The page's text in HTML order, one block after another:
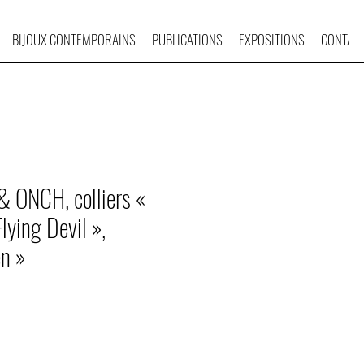
BIJOUX CONTEMPORAINS PUBLICATIONS EXPOSITIONS
ONCH, colliers «
Devil »,
»